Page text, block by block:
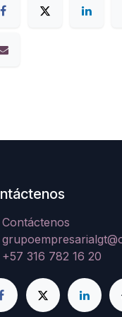
Contáctenos
+57 316 782 16 20